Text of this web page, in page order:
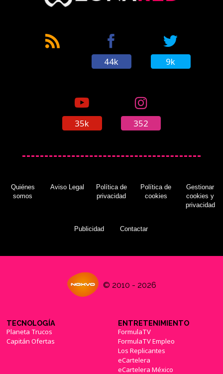
44k 9k
35k 352
Quiénes
somos
Aviso Legal
Política de
privacidad
Política de
cookies
Gestionar
cookies y
privacidad
Publicidad Contactar
© 2010 - 2026
TECNOLOGÍA
Planeta Trucos
Capitán Ofertas
ENTRETENIMIENTO
FormulaTV
FormulaTV Empleo
Los Replicantes
eCartelera
eCartelera México